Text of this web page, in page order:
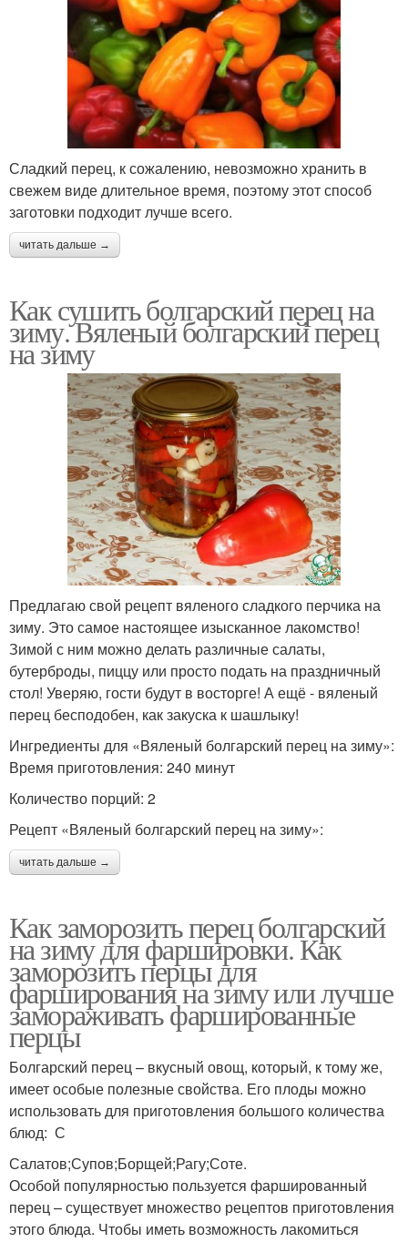
Сладкий перец, к сожалению, невозможно хранить в
свежем виде длительное время, поэтому этот способ
заготовки подходит лучше всего.
читать дальше →
Как сушить болгарский перец на
зиму. Вяленый болгарский перец
на зиму
Предлагаю свой рецепт вяленого сладкого перчика на
зиму. Это самое настоящее изысканное лакомство!
Зимой с ним можно делать различные салаты,
бутерброды, пиццу или просто подать на праздничный
стол! Уверяю, гости будут в восторге! А ещё - вяленый
перец бесподобен, как закуска к шашлыку!
Ингредиенты для «Вяленый болгарский перец на зиму»:
Время приготовления: 240 минут
Количество порций: 2
Рецепт «Вяленый болгарский перец на зиму»:
читать дальше →
Как заморозить перец болгарский
на зиму для фаршировки. Как
заморозить перцы для
фарширования на зиму или лучше
замораживать фаршированные
перцы
Болгарский перец – вкусный овощ, который, к тому же,
имеет особые полезные свойства. Его плоды можно
использовать для приготовления большого количества
блюд: С
Салатов;Супов;Борщей;Рагу;Соте.
Особой популярностью пользуется фаршированный
перец – существует множество рецептов приготовления
этого блюда. Чтобы иметь возможность лакомиться